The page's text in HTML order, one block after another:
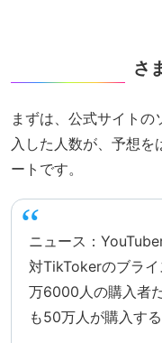
さ
まずは、公式サイト
入した人数が、予想を
ートです。
ニュース：
対TikTokerのブラ
万6000人の購入者
も50万人が購入す